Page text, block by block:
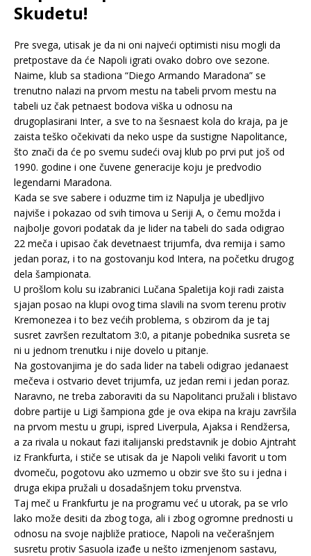
Skudetu!
Pre svega, utisak je da ni oni najveći optimisti nisu mogli da
pretpostave da će Napoli igrati ovako dobro ove sezone.
Naime, klub sa stadiona “Diego Armando Maradona” se
trenutno nalazi na prvom mestu na tabeli prvom mestu na
tabeli uz čak petnaest bodova viška u odnosu na
drugoplasirani Inter, a sve to na šesnaest kola do kraja, pa je
zaista teško očekivati da neko uspe da sustigne Napolitance,
što znači da će po svemu sudeći ovaj klub po prvi put još od
1990. godine i one čuvene generacije koju je predvodio
legendarni Maradona.
Kada se sve sabere i oduzme tim iz Napulja je ubedljivo
najviše i pokazao od svih timova u Seriji A, o čemu možda i
najbolje govori podatak da je lider na tabeli do sada odigrao
22 meča i upisao čak devetnaest trijumfa, dva remija i samo
jedan poraz, i to na gostovanju kod Intera, na početku drugog
dela šampionata.
U prošlom kolu su izabranici Lučana Spaletija koji radi zaista
sjajan posao na klupi ovog tima slavili na svom terenu protiv
Kremonezea i to bez većih problema, s obzirom da je taj
susret završen rezultatom 3:0, a pitanje pobednika susreta se
ni u jednom trenutku i nije dovelo u pitanje.
Na gostovanjima je do sada lider na tabeli odigrao jedanaest
mečeva i ostvario devet trijumfa, uz jedan remi i jedan poraz.
Naravno, ne treba zaboraviti da su Napolitanci pružali i blistavo
dobre partije u Ligi šampiona gde je ova ekipa na kraju završila
na prvom mestu u grupi, ispred Liverpula, Ajaksa i Rendžersa,
a za rivala u nokaut fazi italijanski predstavnik je dobio Ajntraht
iz Frankfurta, i stiče se utisak da je Napoli veliki favorit u tom
dvomeču, pogotovu ako uzmemo u obzir sve što su i jedna i
druga ekipa pružali u dosadašnjem toku prvenstva.
Taj meč u Frankfurtu je na programu već u utorak, pa se vrlo
lako može desiti da zbog toga, ali i zbog ogromne prednosti u
odnosu na svoje najbliže pratioce, Napoli na večerašnjem
susretu protiv Sasuola izađe u nešto izmenjenom sastavu,